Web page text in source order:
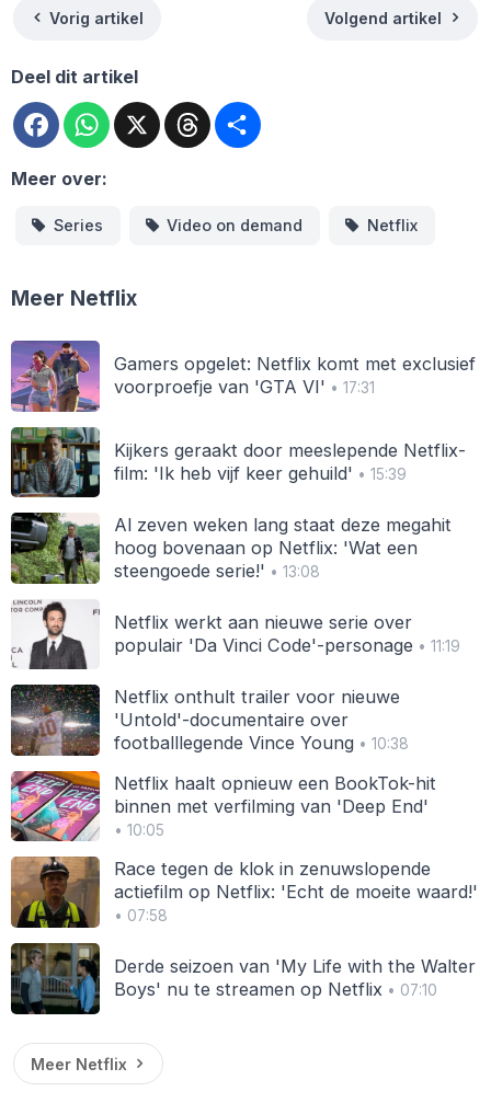
Vorig artikel Volgend artikel
Deel dit artikel
FacebookWhatsApp
X Threads
Meer over:
Series Video on demand Netflix
Meer Netflix
Gamers opgelet: Netflix komt met exclusief
voorproefje van 'GTA VI' • 17:31
Kijkers geraakt door meeslepende Netflix-
film: 'Ik heb vijf keer gehuild' • 15:39
Al zeven weken lang staat deze megahit
hoog bovenaan op Netflix: 'Wat een
steengoede serie!' • 13:08
Netflix werkt aan nieuwe serie over
populair 'Da Vinci Code'-personage • 11:19
Netflix onthult trailer voor nieuwe
'Untold'-documentaire over
footballlegende Vince Young• 10:38
Netflix haalt opnieuw een BookTok-hit
binnen met verfilming van 'Deep End'
• 10:05
Race tegen de klok in zenuwslopende
actiefilm op Netflix: 'Echt de moeite waard!'
• 07:58
Derde seizoen van 'My Life with the Walter
Boys' nu te streamen op Netflix• 07:10
Meer Netflix